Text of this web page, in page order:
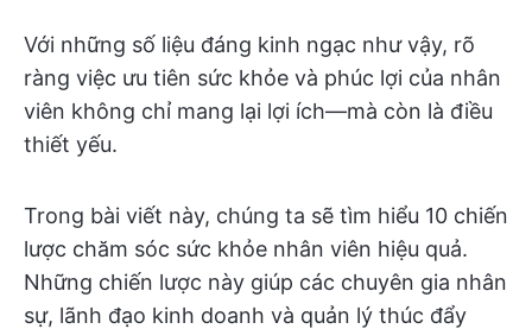
Với những số liệu đáng kinh ngạc như vậy, rõ
ràng việc ưu tiên sức khỏe và phúc lợi của nhân
viên không chỉ mang lại lợi ích—mà còn là điều
thiết yếu.
Trong bài viết này, chúng ta sẽ tìm hiểu 10 chiến
lược chăm sóc sức khỏe nhân viên hiệu quả.
Những chiến lược này giúp các chuyên gia nhân
sự, lãnh đạo kinh doanh và quản lý thúc đẩy